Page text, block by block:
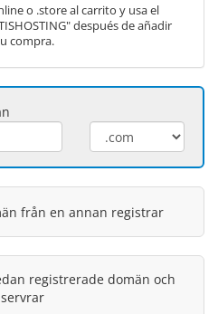
o .store al carrito y usa el
después de añadir
compra.
från en annan registrar
registrerade domän och